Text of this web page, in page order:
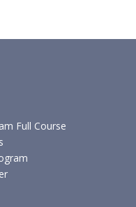
Full Course